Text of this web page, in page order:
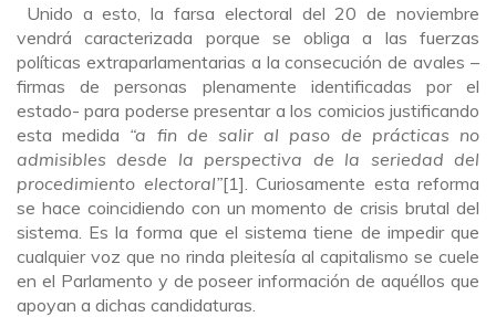
Unido a esto, la farsa electoral del 20 de noviembre
vendrá caracterizada porque se obliga a las fuerzas
políticas extraparlamentarias a la consecución de avales –
firmas de personas plenamente identificadas por el
estado- para poderse presentar a los comicios justificando
esta medida “a fin de salir al paso de prácticas no
admisibles desde la perspectiva de la seriedad del
procedimiento electoral”[1]. Curiosamente esta reforma
se hace coincidiendo con un momento de crisis brutal del
sistema. Es la forma que el sistema tiene de impedir que
cualquier voz que no rinda pleitesía al capitalismo se cuele
en el Parlamento y de poseer información de aquéllos que
apoyan a dichas candidaturas.